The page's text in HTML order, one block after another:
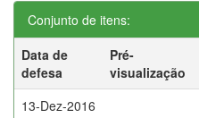
Conjunto de itens:
Data de
defesa
Pré-
visualização
13-Dez-2016